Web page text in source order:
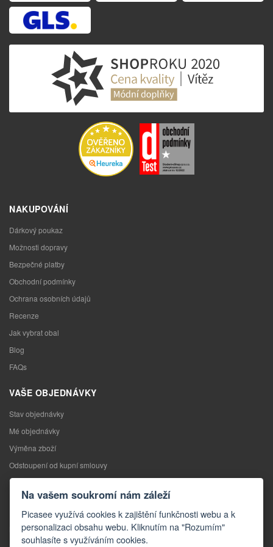
NAKUPOVÁNÍ
Dárkový poukaz
Možnosti dopravy
Bezpečné platby
Obchodní podmínky
Ochrana osobních údajů
Recenze
Jak vybrat obal
Blog
FAQs
VAŠE OBJEDNÁVKY
Stav objednávky
Mé objednávky
Výměna zboží
Odstoupení od kupní smlouvy
Reklamace
Kontakty
Na vašem soukromí nám záleží
Picasee využívá cookies k zajištění funkčnosti webu a k
personalizaci obsahu webu. Kliknutím na "Rozumím"
souhlasíte s využíváním cookies.